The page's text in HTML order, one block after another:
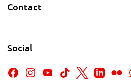
Contact
Social